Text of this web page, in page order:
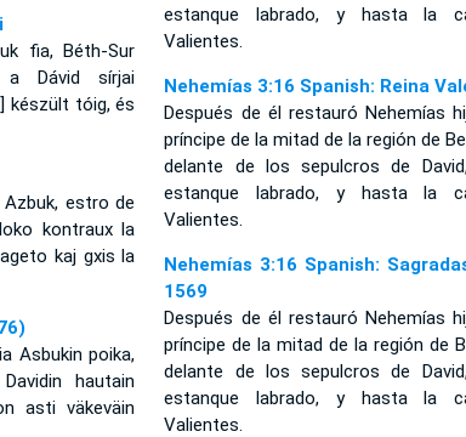
fia, Béth-Sur
a Dávid sírjai
készült tóig, és
estro de
kontraux la
kaj gxis la
Asbukin poika,
hautain
asti väkeväin
estanque labrado, y hasta la
Valientes.
Nehemías 3:16 Spanish: Reina
Después de él restauró Nehemías
príncipe de la mitad de la región de
delante de los sepulcros de
estanque labrado, y hasta la
Valientes.
Nehemías 3:16 Spanish:
1569
Después de él restauró Nehemías
príncipe de la mitad de la región de
delante de los sepulcros de
estanque labrado, y hasta la
Valientes.